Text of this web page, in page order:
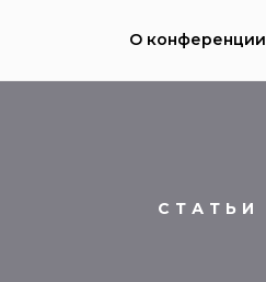
О конференции
СТАТЬИ